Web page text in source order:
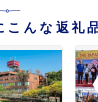
んな返礼